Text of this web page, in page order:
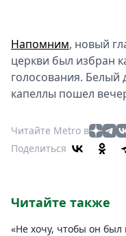
Напомним, новый
церкви был избран
голосования. Белый
капеллы пошел
Читайте Metro в
Поделиться
Читайте также
«Не хочу, чтобы он был